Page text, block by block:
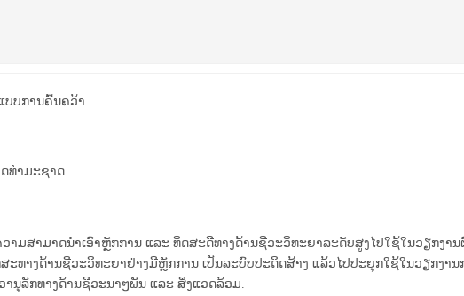
ບບການຄົ້ນຄວ້າ
ທຳມະຊາດ
າມສາມາດນໍາເອົາຫຼັກການ ແລະ ທິດສະດີທາງດ້ານຊີວະວິທະຍາລະດັບສູງໄປໃຊ້ໃນວຽກງານ
ະທາງດ້ານຊີວະວິທະຍາຢ່າງມີຫຼັກການ ເປັນລະບົບປະດິດສ້າງ ແລ້ວໄປປະຍຸກໃຊ້ໃນວຽກງາ
ານຸລັກທາງດ້ານຊີວະນາໆພັນ ແລະ ສິ່ງແວດລ້ອມ.